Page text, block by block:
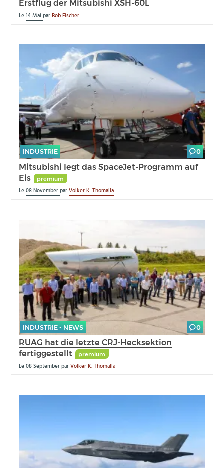
Erstflug der Mitsubishi XSH-60L
Le14 MaiparBob Fischer
INDUSTRIE 0
Mitsubishi legt das SpaceJet-Programm auf
Eis
premium
Le08 NovemberparVolker K. Thomalla
INDUSTRIE - NEWS 0
RUAG hat die letzte CRJ-Hecksektion
fertiggestellt
premium
Le08 SeptemberparVolker K. Thomalla